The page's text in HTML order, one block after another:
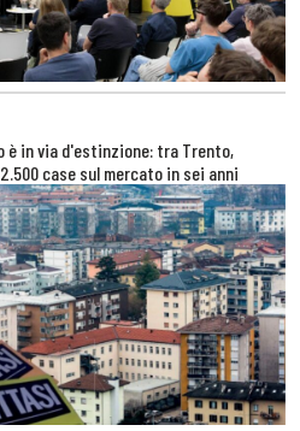
in via d'estinzione: tra Trento,
case sul mercato in sei anni